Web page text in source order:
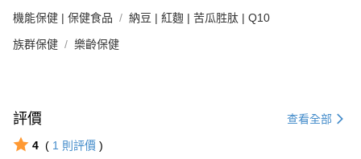
機能保健 | 保健食品 納豆 | 紅麴 | 苦瓜胜肽 | Q10
族群保健 樂齡保健
評價 查看全部
4 ( 1 則評價 )